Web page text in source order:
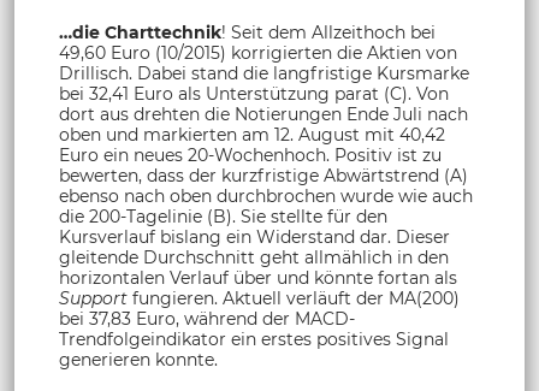
…die Charttechnik! Seit dem Allzeithoch bei
49,60 Euro (10/2015) korrigierten die Aktien von
Drillisch. Dabei stand die langfristige Kursmarke
bei 32,41 Euro als Unterstützung parat (C). Von
dort aus drehten die Notierungen Ende Juli nach
oben und markierten am 12. August mit 40,42
Euro ein neues 20-Wochenhoch. Positiv ist zu
bewerten, dass der kurzfristige Abwärtstrend (A)
ebenso nach oben durchbrochen wurde wie auch
die 200-Tagelinie (B). Sie stellte für den
Kursverlauf bislang ein Widerstand dar. Dieser
gleitende Durchschnitt geht allmählich in den
horizontalen Verlauf über und könnte fortan als
Support fungieren. Aktuell verläuft der MA(200)
bei 37,83 Euro, während der MACD-
Trendfolgeindikator ein erstes positives Signal
generieren konnte.